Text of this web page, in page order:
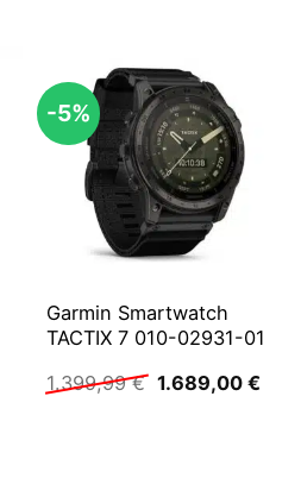
-5%
Garmin Smartwatch
TACTIX 7 010-02931-01
1.399,99€ Ursprünglicher
1.689,00 €